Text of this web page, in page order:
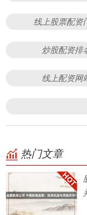
线上股票配资
炒股配资排
线上配资网
热门文章